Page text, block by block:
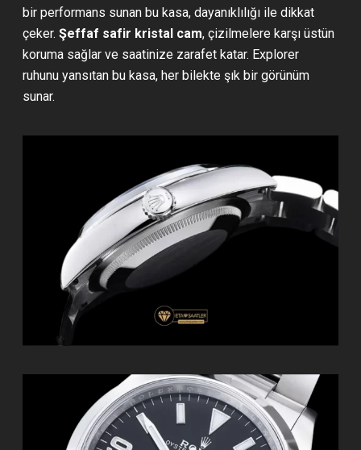
bir performans sunan bu kasa, dayanıklılığı ile dikkat
çeker.Şeffaf safir kristal cam, çizilmelere karşı üstün
koruma sağlar ve saatinize zarafet katar. Explorer
ruhunu yansıtan bu kasa, her bilekte şık bir görünüm
sunar.